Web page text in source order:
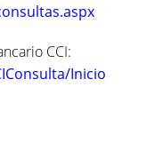
CCI:
Inicio